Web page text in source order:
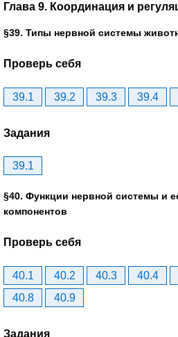
Глава 9. Координация и
§39. Типы нервной системы
Проверь себя
39.1 39.2 39.3 39.4
Задания
39.1
§40. Функции нервной системы и
компонентов
Проверь себя
40.1 40.2 40.3 40.4
40.8
40.9
Задания